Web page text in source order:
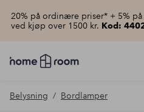
20% på ordinære priser* + 5%
ved kjøp over 1500 kr. Kod:
Homeroom
–
hjemmet
Belysning Bordlamper